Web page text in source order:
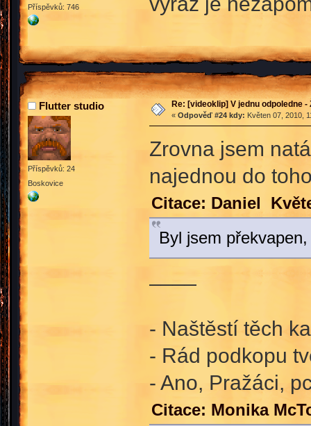
Příspěvků: 746
Flutter studio
Příspěvků: 24
Boskovice
Re: [videoklip] V jednu odpoledne
« Odpověď #24 kdy: Květen 07, 2010,
Zrovna jsem
najednou do
Citace: Daniel
Byl jsem
- Naštěstí těch
- Rád podkopu
- Ano, Pražáci,
Citace: Monika